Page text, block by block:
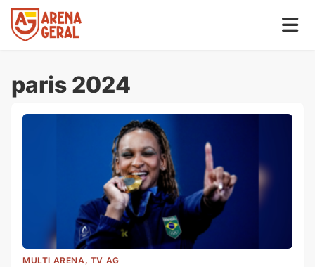
paris 2024
MULTI ARENA, TV AG